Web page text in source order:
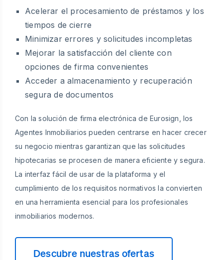
Acelerar el procesamiento de préstamos y los
tiempos de cierre
Minimizar errores y solicitudes incompletas
Mejorar la satisfacción del cliente con
opciones de firma convenientes
Acceder a almacenamiento y recuperación
segura de documentos
Con la solución de firma electrónica de Eurosign, los
Agentes Inmobiliarios pueden centrarse en hacer crecer
su negocio mientras garantizan que las solicitudes
hipotecarias se procesen de manera eficiente y segura.
La interfaz fácil de usar de la plataforma y el
cumplimiento de los requisitos normativos la convierten
en una herramienta esencial para los profesionales
inmobiliarios modernos.
Descubre nuestras ofertas